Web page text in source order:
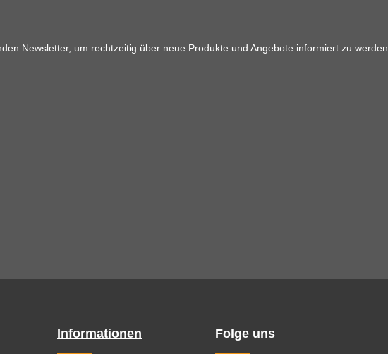
Newsletter, um rechtzeitig über neue Produkte und Angebote informiert zu werden.
Informationen Folge uns